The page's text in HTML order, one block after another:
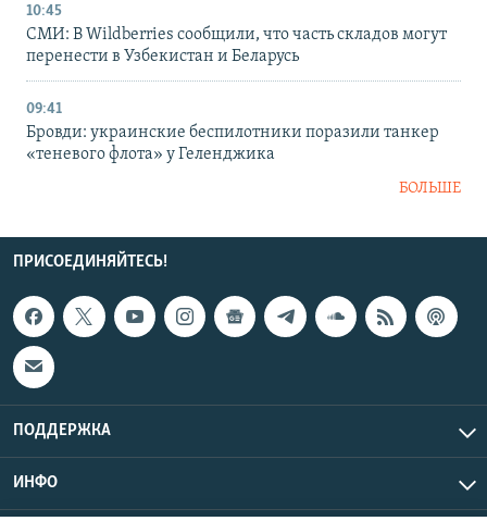
10:45
СМИ: В Wildberries сообщили, что часть складов могут
перенести в Узбекистан и Беларусь
09:41
Бровди: украинские беспилотники поразили танкер
«теневого флота» у Геленджика
БОЛЬШЕ
ПРИСОЕДИНЯЙТЕСЬ!
ПОДДЕРЖКА
ИНФО